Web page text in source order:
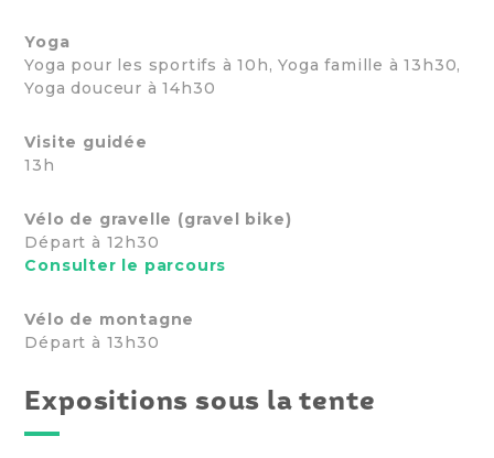
Yoga
Yoga pour les sportifs à 10h, Yoga famille à 13h30,
Yoga douceur à 14h30
Visite guidée
13h
Vélo de gravelle (gravel bike)
Départ à 12h30
Consulter le parcours
Vélo de montagne
Départ à 13h30
Expositions sous la tente